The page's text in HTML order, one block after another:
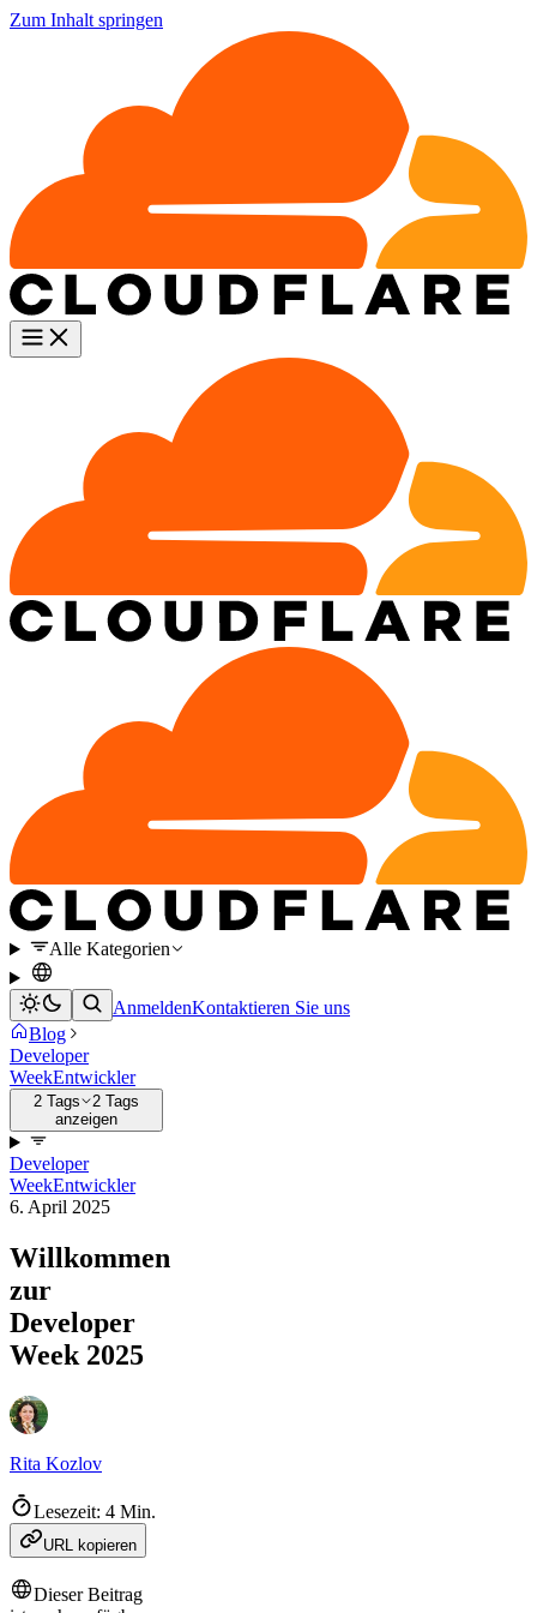
Zum Inhalt springen
Alle Kategorien
AnmeldenKontaktieren Sie uns
Blog
Developer
WeekEntwickler
2 Tags
2 Tags
anzeigen
Developer
WeekEntwickler
6. April 2025
Willkommen
zur
Developer
Week 2025
Rita Kozlov
Lesezeit: 4 Min.
URL kopieren
Dieser Beitrag